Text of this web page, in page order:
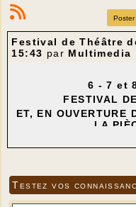
Festival de Théâtre
15:43 par Multimedia
6 - 7 et
FESTIVAL
ET, EN OUVERTURE
LA
"MOURIR
"LA COMPAGNIE
Testez vos